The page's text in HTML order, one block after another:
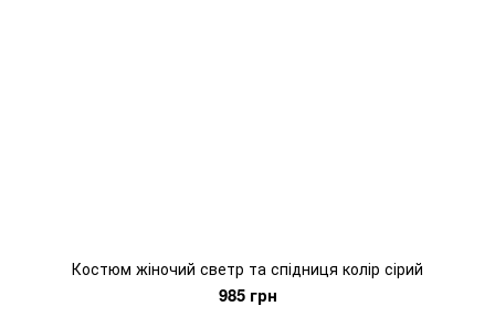
Костюм жіночий светр та спідниця колір сірий
985 грн